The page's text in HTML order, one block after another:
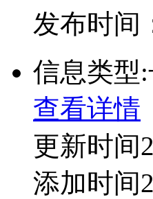
发布时间
信息类型
查看详情
更新时间
添加时间